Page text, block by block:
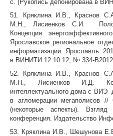
с. (Рукопись депонирована в
51. Кряклина И.В., Краснов
М.Н., Лисиенков С.И.
Концепция
Ярославское региональное
информатизации. Ярославль.
в ВИНИТИ 12.10.12, № 334-
52. Кряклина И.В., Краснов
М.Н., Лисиенков И.Д.
интеллектуального дома с ВИЭ
в агломерации мегаполисов //
(некоторые аспекты).
конференция. Издательство
53. Кряклина И.В., Шешунова